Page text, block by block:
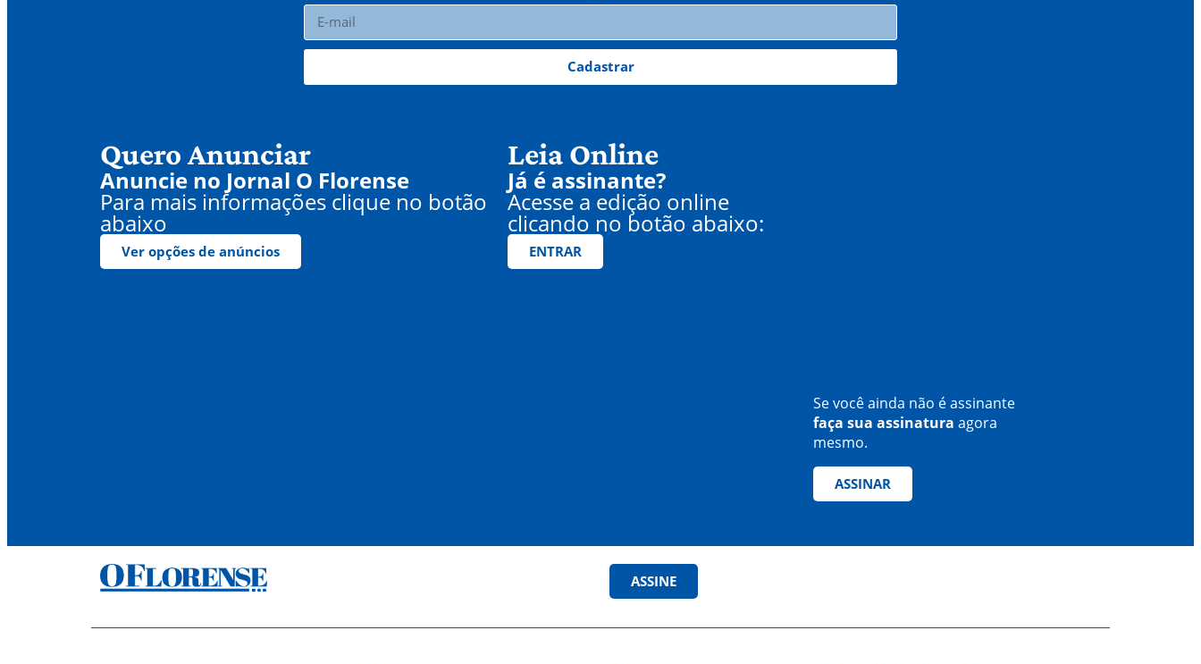
Cadastrar
Quero Anunciar
Anuncie no Jornal O Florense
Para mais informações clique no botão
abaixo
Ver opções de anúncios
Leia Online
Já é assinante?
Acesse a edição online
clicando no botão abaixo:
ENTRAR
Se você ainda não é assinante
faça sua assinatura agora
mesmo.
ASSINAR
ASSINE